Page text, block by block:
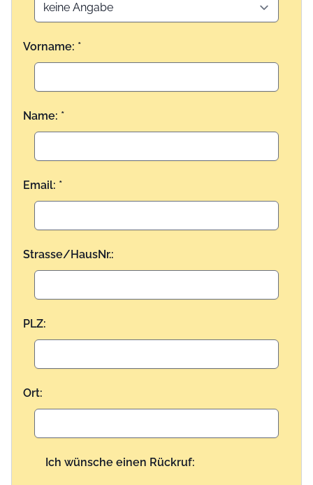
Vorname: *
Name: *
Email: *
Strasse/HausNr.:
PLZ:
Ort:
Ich wünsche einen Rückruf: